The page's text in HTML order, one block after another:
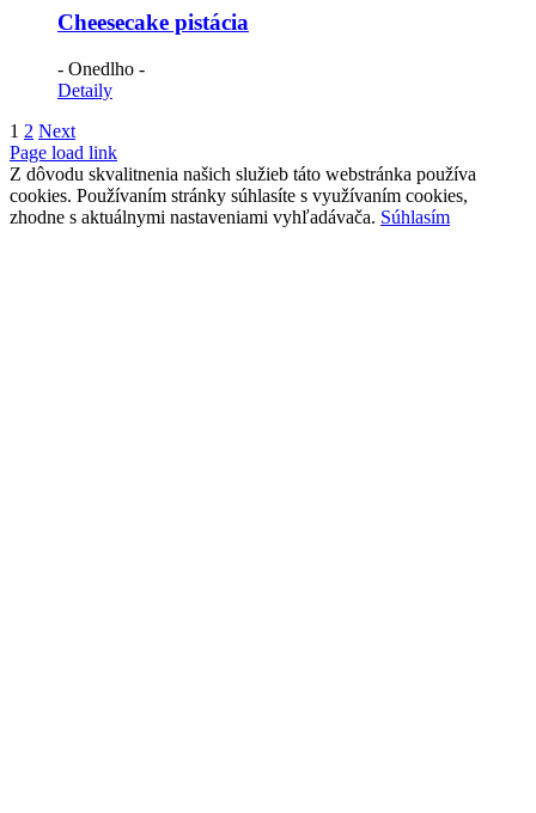
Cheesecake pistácia
- Onedlho -
Detaily
1 2 Next
Page load link
Z dôvodu skvalitnenia našich služieb táto webstránka používa
cookies. Používaním stránky súhlasíte s využívaním cookies,
zhodne s aktuálnymi nastaveniami vyhľadávača. Súhlasím